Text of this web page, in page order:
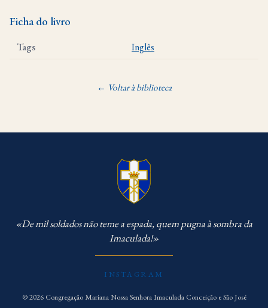
Ficha do livro
Tags Inglês
← Voltar à biblioteca
«De mil soldados não teme a espada, quem pugna à sombra da
Imaculada!»
INSTAGRAM
© 2026 Congregação Mariana Nossa Senhora Imaculada Conceição e São José